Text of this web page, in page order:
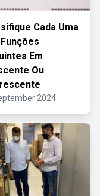
Cada Uma
Em
Ou
2024